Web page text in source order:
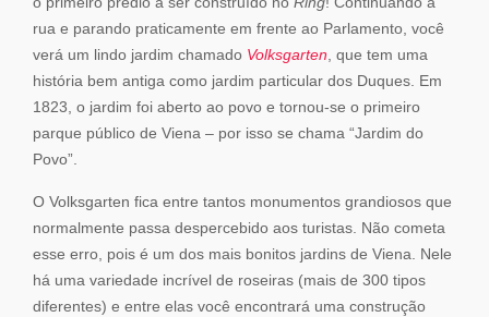
rua e parando praticamente em frente ao Parlamento, você
verá um lindo jardim chamado Volksgarten, que tem uma
história bem antiga como jardim particular dos Duques. Em
1823, o jardim foi aberto ao povo e tornou-se o primeiro
parque público de Viena – por isso se chama “Jardim do
Povo”.
O Volksgarten fica entre tantos monumentos grandiosos que
normalmente passa despercebido aos turistas. Não cometa
esse erro, pois é um dos mais bonitos jardins de Viena. Nele
há uma variedade incrível de roseiras (mais de 300 tipos
diferentes) e entre elas você encontrará uma construção